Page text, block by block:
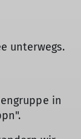
unterwegs.
in